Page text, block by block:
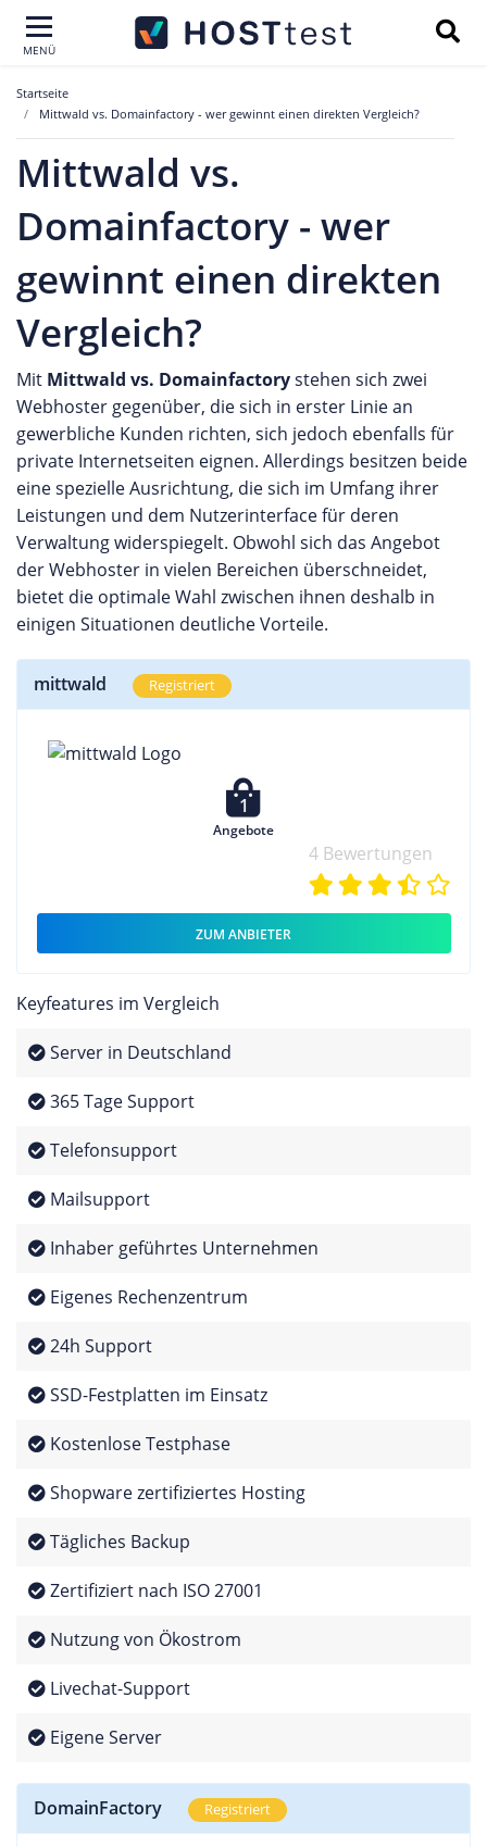
MENÜ
Startseite
Mittwald vs. Domainfactory - wer gewinnt einen direkten Vergleich?
Mittwald vs.
Domainfactory - wer
gewinnt einen direkten
Vergleich?
Mit Mittwald vs. Domainfactorystehen sich zwei
Webhoster gegenüber, die sich in erster Linie an
gewerbliche Kunden richten, sich jedoch ebenfalls für
private Internetseiten eignen. Allerdings besitzen beide
eine spezielle Ausrichtung, die sich im Umfang ihrer
Leistungen und dem Nutzerinterface für deren
Verwaltung widerspiegelt. Obwohl sich das Angebot
der Webhoster in vielen Bereichen überschneidet,
bietet die optimale Wahl zwischen ihnen deshalb in
einigen Situationen deutliche Vorteile.
mittwald Registriert
1
Angebote
4 Bewertungen
ZUM ANBIETER
Keyfeatures im Vergleich
Server in Deutschland
365 Tage Support
Telefonsupport
Mailsupport
Inhaber geführtes Unternehmen
Eigenes Rechenzentrum
24h Support
SSD-Festplatten im Einsatz
Kostenlose Testphase
Shopware zertifiziertes Hosting
Tägliches Backup
Zertifiziert nach ISO 27001
Nutzung von Ökostrom
Livechat-Support
Eigene Server
DomainFactory Registriert